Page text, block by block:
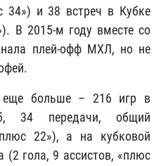
34») и 38 встреч в Кубке
В 2015-м году вместе со
плей-офф МХЛ, но не
больше – 216 игр в
34 передачи, общий
22»), а на кубковой
(2 гола, 9 ассистов, «плюс